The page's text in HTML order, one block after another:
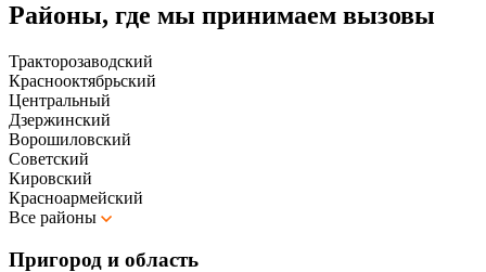
Районы, где мы принимаем вызовы
Тракторозаводский
Краснооктябрьский
Центральный
Дзержинский
Ворошиловский
Советский
Кировский
Красноармейский
Все районы
Пригород и область